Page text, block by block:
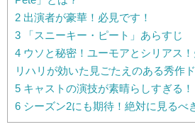
2 出演者が豪華！必見です！
3 「スニーキー・ピート」あらすじ
4 ウソと秘密！ユーモアとシリアス
リハリが効いた見ごたえのある秀作ド
5 キャストの演技が素晴らしすぎる！
6 シーズン2にも期待！絶対に見るべ